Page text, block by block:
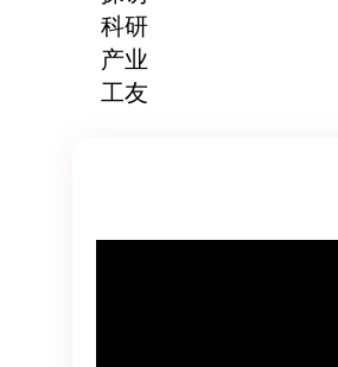
科研
产业
工友